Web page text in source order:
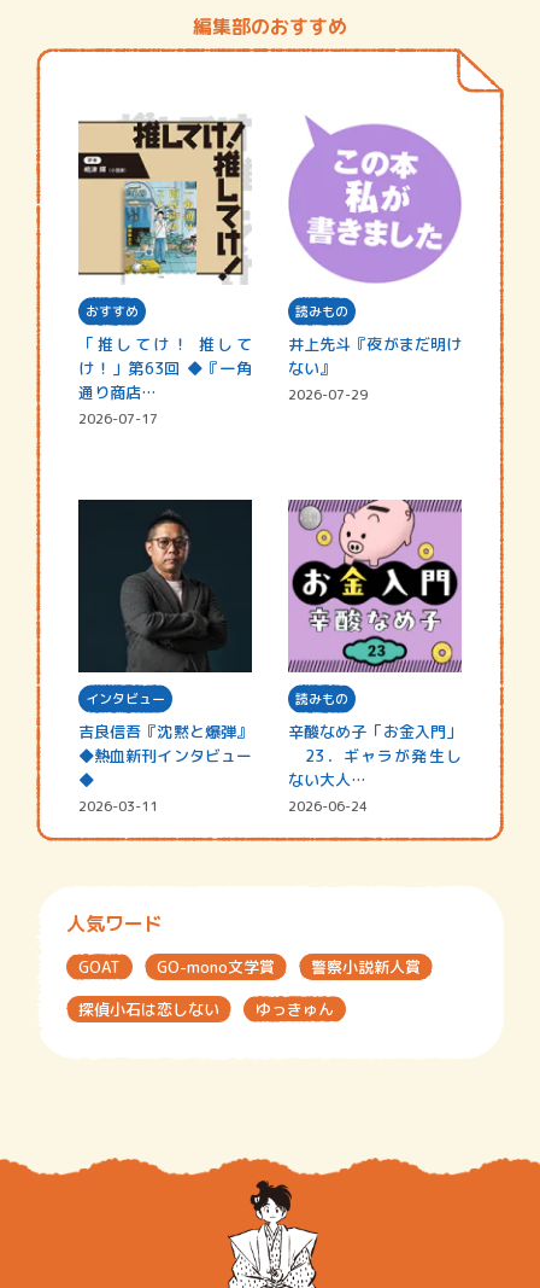
編集部のおすすめ
おすすめ
「推してけ！ 推して
け！」第63回 ◆『一角
通り商店…
2026-07-17
読みもの
井上先斗『夜がまだ明け
ない』
2026-07-29
インタビュー
吉良信吾『沈黙と爆弾』
◆熱血新刊インタビュー
◆
2026-03-11
読みもの
辛酸なめ子「お金入門」
23．ギャラが発生し
ない大人…
2026-06-24
人気ワード
GOAT GO-mono文学賞
警察小説新人賞
探偵小石は恋しない
ゆっきゅん